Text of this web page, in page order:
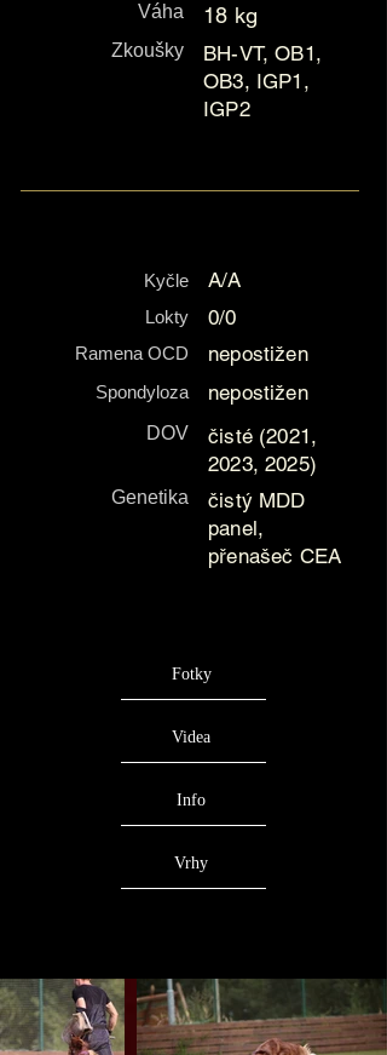
Váha
Zkoušky
18 kg
BH-VT, OB1,
OB3, IGP1,
IGP2
Kyčle
Lokty
Ramena OCD
A/A
0/0
nepostižen
Spondyloza nepostižen
DOV
čisté (2021,
2023, 2025)
Genetika
čistý MDD
panel,
přenašeč CEA
Fotky
Videa
Info
Vrhy